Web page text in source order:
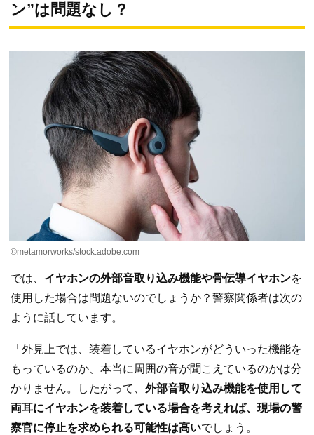
ン”は問題なし？
©︎metamorworks/stock.adobe.com
では、 イヤホンの外部音取り込み機能や骨伝導イヤホンを
使用した場合は問題ないのでしょうか？警察関係者は次の
ように話しています。
「外見上では、装着しているイヤホンがどういった機能を
もっているのか、本当に周囲の音が聞こえているのかは分
かりません。したがって、 外部音取り込み機能を使用して
両耳にイヤホンを装着している場合を考えれば、現場の警
察官に停止を求められる可能性は高いでしょう。